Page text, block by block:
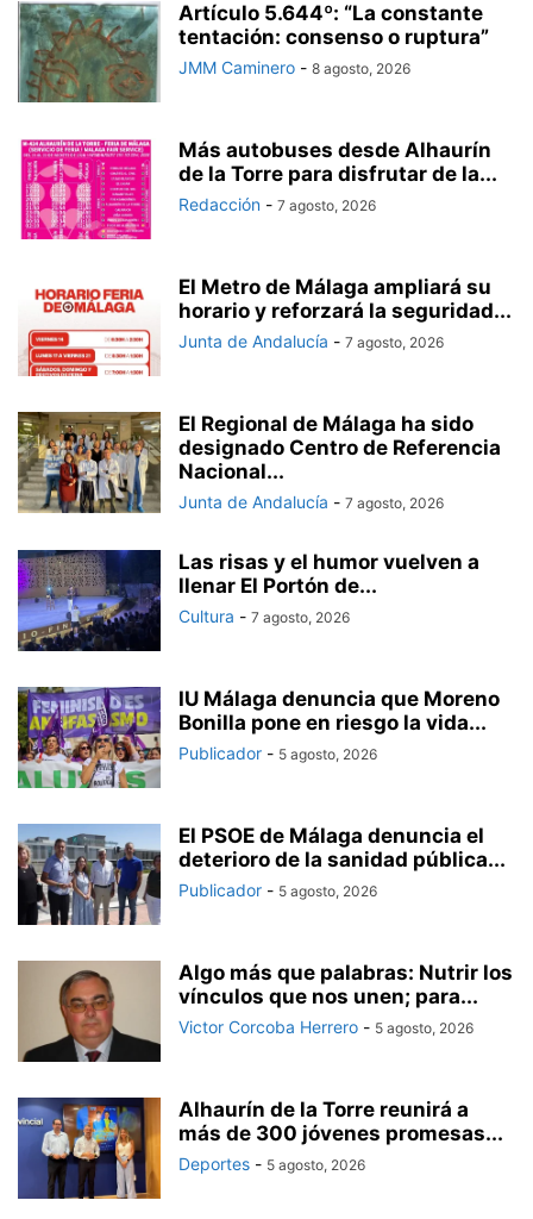
Artículo 5.644º: “La constante
tentación: consenso o ruptura”
JMM Caminero - 8 agosto, 2026
Más autobuses desde Alhaurín
de la Torre para disfrutar de la...
Redacción - 7 agosto, 2026
El Metro de Málaga ampliará su
horario y reforzará la seguridad...
Junta de Andalucía - 7 agosto, 2026
El Regional de Málaga ha sido
designado Centro de Referencia
Nacional...
Junta de Andalucía - 7 agosto, 2026
Las risas y el humor vuelven a
llenar El Portón de...
Cultura - 7 agosto, 2026
IU Málaga denuncia que Moreno
Bonilla pone en riesgo la vida...
Publicador - 5 agosto, 2026
El PSOE de Málaga denuncia el
deterioro de la sanidad pública...
Publicador - 5 agosto, 2026
Algo más que palabras: Nutrir los
vínculos que nos unen; para...
Victor Corcoba Herrero - 5 agosto, 2026
Alhaurín de la Torre reunirá a
más de 300 jóvenes promesas...
Deportes - 5 agosto, 2026